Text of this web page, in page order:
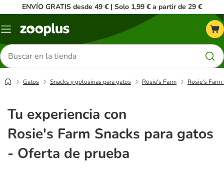
ENVÍO GRATIS desde 49 € | Solo 1,99 € a partir de 29 €
Menú
Buscar
productos
Gatos Snacks y golosinas para gatos Rosie's Farm Rosie's
Tu experiencia con
Rosie's Farm Snacks para gatos
- Oferta de prueba